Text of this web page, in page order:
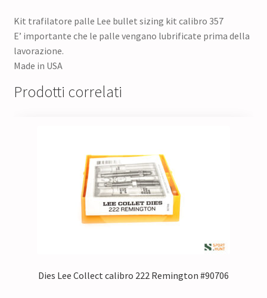
Kit trafilatore palle Lee bullet sizing kit calibro 357
E’ importante che le palle vengano lubrificate prima della
lavorazione.
Made in USA
Prodotti correlati
Dies Lee Collect calibro 222 Remington #90706